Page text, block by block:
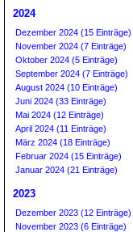
2024
Dezember 2024 (15 Einträge)
November 2024 (7 Einträge)
Oktober 2024 (5 Einträge)
September 2024 (7 Einträge)
August 2024 (10 Einträge)
Juni 2024 (33 Einträge)
Mai 2024 (12 Einträge)
April 2024 (11 Einträge)
März 2024 (18 Einträge)
Februar 2024 (15 Einträge)
Januar 2024 (21 Einträge)
2023
Dezember 2023 (12 Einträge)
November 2023 (6 Einträge)